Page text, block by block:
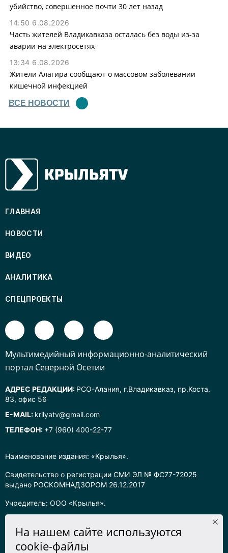
убийство, совершенное почти 30 лет назад
14:50 6.08.2026
Часть жителей Владикавказа осталась без воды из-за
аварии на электросетях
13:34 6.08.2026
Жители Алагира сообщают о массовом заболевании
кишечной инфекцией
ВСЕ НОВОСТИ
Наименование издания: «Крылья».
Свидетельство о регистрации СМИ ЭЛ № ФС77-72025
выдано РОСКОМНАДЗОРОМ 26.12.2017
Учредитель: ООО «Крылья».
Информация на сайте предназначена для лиц старше 16 лет.
ГЛАВНАЯ
НОВОСТИ
ВИДЕО
АНАЛИТИКА
СПЕЦПРОЕКТЫ
Mультимедийный информационно-аналитический
портал Северной Осетии
АДРЕС РЕДАКЦИИ: РСО-Алания, г.Владикавказ, пр.Коста,
83, офис 56
E-MAIL: krilyatv@gmail.com
ТЕЛЕФОН: +7 (960) 400-22-77
На нашем сайте используются
cookie-файлы